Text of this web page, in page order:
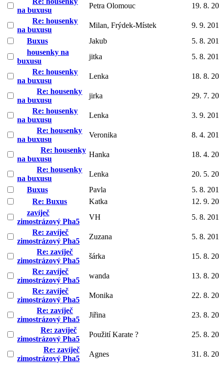
na buxusu
Petra Olomouc
19. 8.
Re: housenky
na buxusu
Milan, Frýdek-Místek
9. 9.
Buxus
Jakub
5. 8.
housenky na
buxusu
jitka
5. 8.
Re: housenky
na buxusu
Lenka
18. 8.
Re: housenky
na buxusu
jirka
29. 7.
Re: housenky
na buxusu
Lenka
3. 9.
Re: housenky
na buxusu
Veronika
8. 4.
Re: housenky
na buxusu
Hanka
18. 4.
Re: housenky
na buxusu
Lenka
20. 5.
Buxus
Pavla
5. 8.
Re: Buxus
Katka
12. 9.
zavíječ
zimostrázový Pha5
VH
5. 8.
Re: zavíječ
zimostrázový Pha5
Zuzana
5. 8.
Re: zavíječ
zimostrázový Pha5
šárka
15. 8.
Re: zavíječ
zimostrázový Pha5
wanda
13. 8.
Re: zavíječ
zimostrázový Pha5
Monika
22. 8.
Re: zavíječ
zimostrázový Pha5
Jiřina
23. 8.
Re: zavíječ
zimostrázový Pha5
Použití Karate ?
25. 8.
Re: zavíječ
zimostrázový Pha5
Agnes
31. 8.